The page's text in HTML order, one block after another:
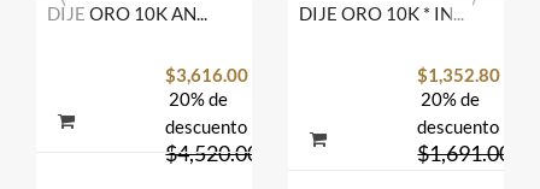
DIJE ORO 10K ANGEL CRZNS C/P FLZ AMA MEX.
$3,616.00
20% de
descuento
$4,520.00
DIJE ORO 10K * INICIAL CHICA AMA MEX.
$1,352.80
20% de
descuento
$1,691.00